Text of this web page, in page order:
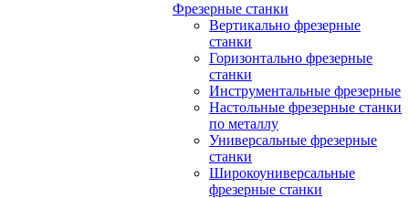
Фрезерные станки
Вертикально фрезерные
станки
Горизонтально фрезерные
станки
Инструментальные фрезерные
Настольные фрезерные станки
по металлу
Универсальные фрезерные
станки
Широкоуниверсальные
фрезерные станки